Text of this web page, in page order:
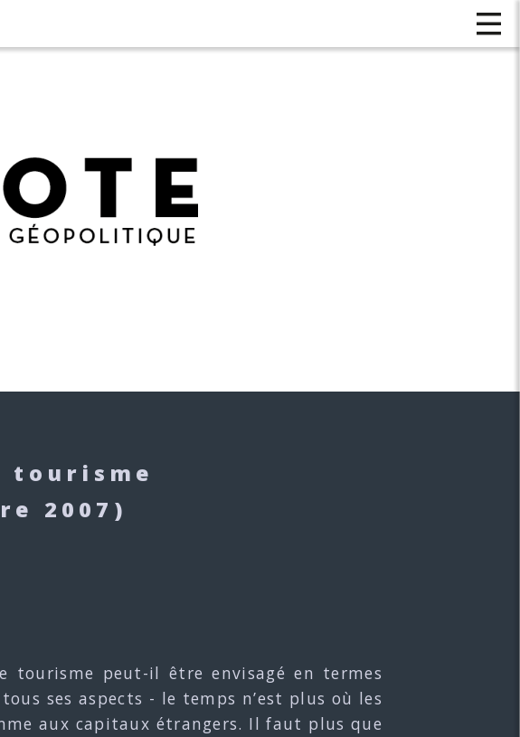
tourisme
2007)
tourisme peut-il être envisagé en termes
ses aspects - le temps n’est plus où les
aux capitaux étrangers. Il faut plus que